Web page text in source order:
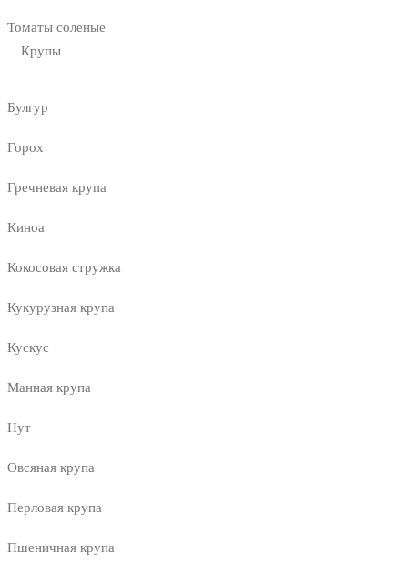
Томаты соленые
Крупы
Булгур
Горох
Гречневая крупа
Киноа
Кокосовая стружка
Кукурузная крупа
Кускус
Манная крупа
Нут
Овсяная крупа
Перловая крупа
Пшеничная крупа